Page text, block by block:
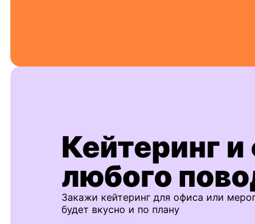
Кейтеринг
любого
Закажи кейтеринг для офиса или
будет вкусно и по плану